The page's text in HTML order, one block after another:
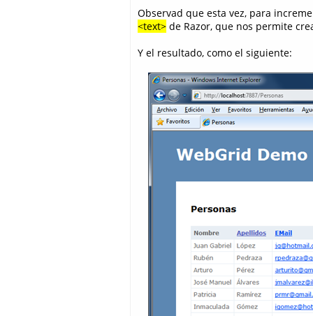
Observad que esta vez, para
<text> de Razor, que nos permite
Y el resultado, como el siguiente: